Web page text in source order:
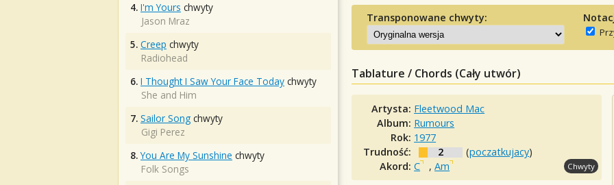
Transponowane chwyty:
Tablature / Chords (Cały utwór)
Artysta: Fleetwood Mac
Album: Rumours
Rok: 1977
Trudność:
2 (poczatkujacy)
Akord:C ,Am Chwyty
4. I'm Yours chwyty
Jason Mraz
5. Creep chwyty
Radiohead
6. I Thought I Saw Your Face Today chwyty
She and Him
7. Sailor Song chwyty
Gigi Perez
8. You Are My Sunshine chwyty
Folk Songs